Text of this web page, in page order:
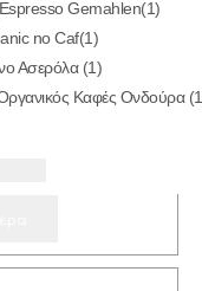
Gemahlen(1)
no Caf(1)
Ασερόλα (1)
Καφές Ονδούρα